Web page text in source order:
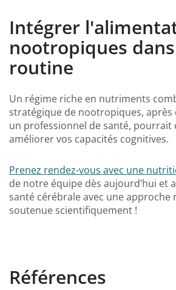
Intégrer
nootropiques
routine
Un régime riche en nutriments
stratégique de nootropiques, après
un professionnel de santé, pourrait
améliorer vos capacités cognitives.
Prenez rendez-vous avec une
de notre équipe dès aujourd’hui et
santé cérébrale avec une approche
soutenue scientifiquement !
Références